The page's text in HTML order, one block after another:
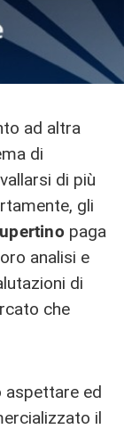
ad altra
di
di più
gli
paga
analisi e
di
che
aspettare ed
il